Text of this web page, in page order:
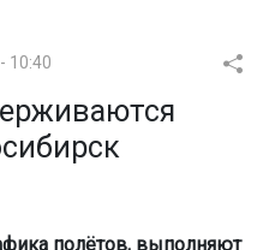
10:40
полётов, выполняют